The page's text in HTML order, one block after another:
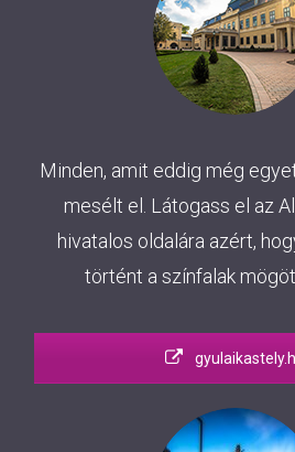
Minden, amit eddig még
mesélt el. Látogass el az
hivatalos oldalára azért,
történt a színfalak